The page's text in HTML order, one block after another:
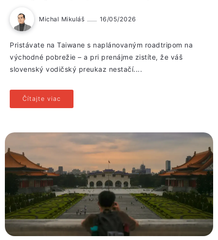
Michal Mikuláš 16/05/2026
Pristávate na Taiwane s naplánovaným roadtripom na
východné pobrežie – a pri prenájme zistíte, že váš
slovenský vodičský preukaz nestačí....
Čítajte viac